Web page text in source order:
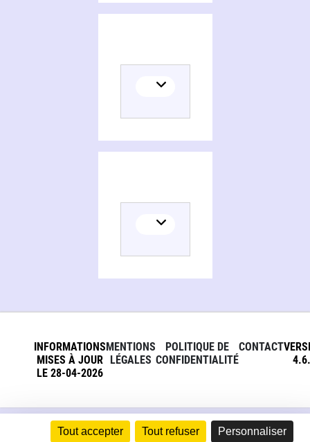
Tout accepter Tout refuser Personnaliser
INFORMATIONS
MISES À JOUR
LE 28-04-2026
MENTIONS
LÉGALES
POLITIQUE DE
CONFIDENTIALITÉ
CONTACT